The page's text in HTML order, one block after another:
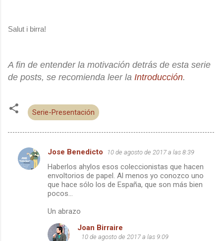
Salut i birra!
A fin de entender la motivación detrás de esta serie
de posts, se recomienda leer la Introducción.
Serie-Presentación
C
o
Jose Benedicto 10 de agosto de 2017 a las 8:39
Haberlos ahylos esos coleccionistas que hacen
envoltorios de papel. Al menos yo conozco uno
que hace sólo los de España, que son más bien
pocos...
Un abrazo
Joan Birraire
10 de agosto de 2017 a las 9:09